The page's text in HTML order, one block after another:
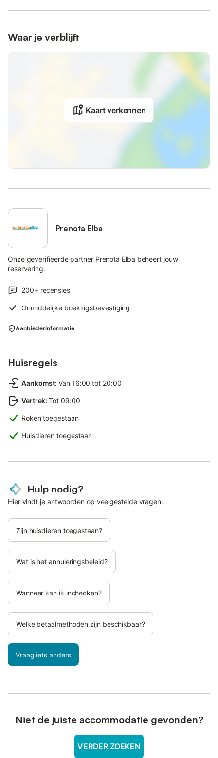
Waar je verblijft
Kaart verkennen
Prenota Elba
Onze geverifieerde partner Prenota Elba beheert jouw
reservering.
200+ recensies
Onmiddelijke boekingsbevestiging
Aanbiederinformatie
Huisregels
Aankomst: Van 16:00 tot 20:00
Vertrek: Tot 09:00
Roken toegestaan
Huisdieren toegestaan
Hulp nodig?
Hier vindt je antwoorden op veelgestelde vragen.
Zijn huisdieren toegestaan?
Wat is het annuleringsbeleid?
Wanneer kan ik inchecken?
Welke betaalmethoden zijn beschikbaar?
Vraag iets anders
Niet de juiste accommodatie gevonden?
VERDER ZOEKEN